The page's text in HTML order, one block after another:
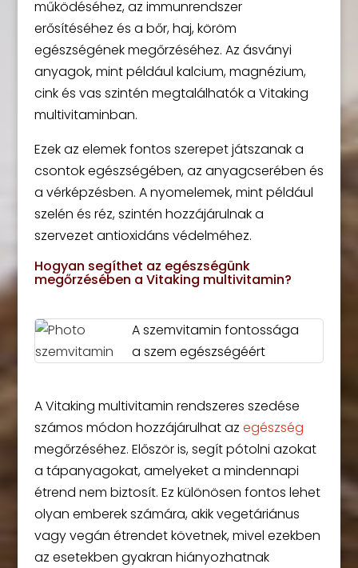
működéséhez, az immunrendszer
erősítéséhez és a bőr, haj, köröm
egészségének megőrzéséhez. Az ásványi
anyagok, mint például kalcium, magnézium,
cink és vas szintén megtalálhatók a Vitaking
multivitaminban.
Ezek az elemek fontos szerepet játszanak a
csontok egészségében, az anyagcserében és
a vérképzésben. A nyomelemek, mint például
szelén és réz, szintén hozzájárulnak a
szervezet antioxidáns védelméhez.
Hogyan segíthet az egészségünk
megőrzésében a Vitaking multivitamin?
A szemvitamin fontossága
a szem egészségéért
A Vitaking multivitamin rendszeres szedése
számos módon hozzájárulhat az egészség
megőrzéséhez. Először is, segít pótolni azokat
a tápanyagokat, amelyeket a mindennapi
étrend nem biztosít. Ez különösen fontos lehet
olyan emberek számára, akik vegetáriánus
vagy vegán étrendet követnek, mivel ezekben
az esetekben gyakran hiányozhatnak